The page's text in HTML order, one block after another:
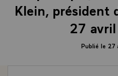
Klein, président
27
Publié le 27